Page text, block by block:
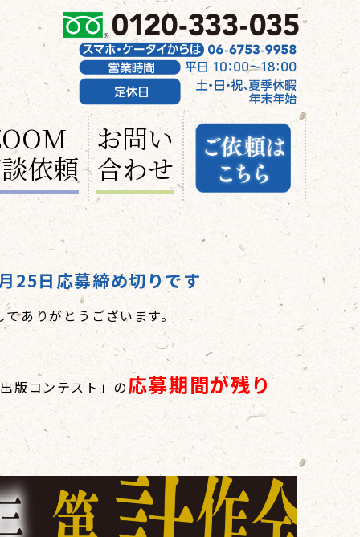
依頼
お問い
合わせ
25日応募締め切りです
ありがとうございます。
版コンテスト」の応募期間が残り